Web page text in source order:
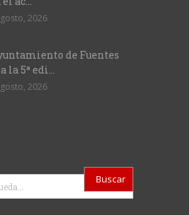
2026
de Fuentes
la 5ª edi...
2026